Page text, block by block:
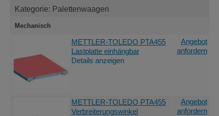
Kategorie: Palettenwaagen
Mechanisch
METTLER-TOLEDO PTA455
Lastplatte einhängbar
Details anzeigen
Angebot
anfordern
METTLER-TOLEDO PTA455
Verbreiterungswinkel
Angebot
anfordern